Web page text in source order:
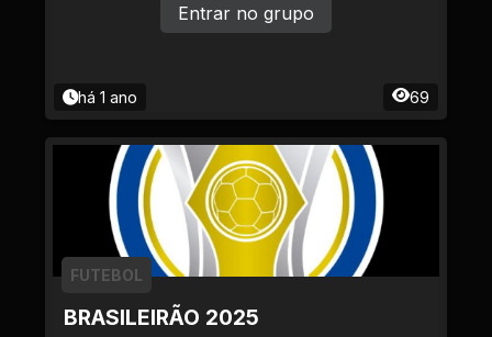
há 1 ano 69
Entrar no grupo
BRASILEIRÃO 2025
FUTEBOL